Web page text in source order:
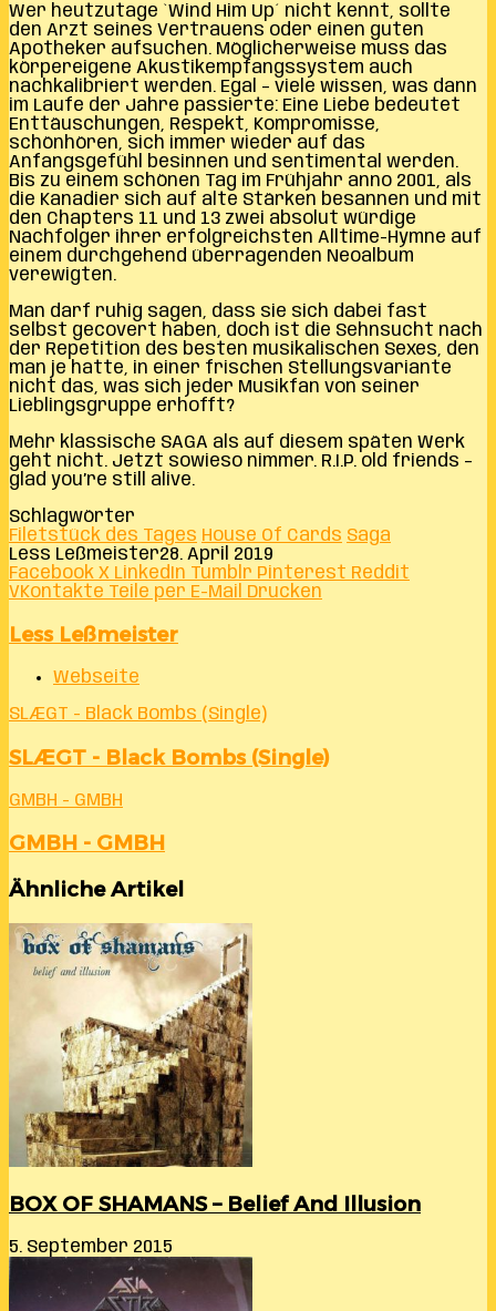
Wer heutzutage `Wind Him Up´ nicht kennt, sollte
den Arzt seines Vertrauens oder einen guten
Apotheker aufsuchen. Möglicherweise muss das
körpereigene Akustikempfangssystem auch
nachkalibriert werden. Egal – viele wissen, was dann
im Laufe der Jahre passierte: Eine Liebe bedeutet
Enttäuschungen, Respekt, Kompromisse,
schönhören, sich immer wieder auf das
Anfangsgefühl besinnen und sentimental werden.
Bis zu einem schönen Tag im Frühjahr anno 2001, als
die Kanadier sich auf alte Stärken besannen und mit
den Chapters 11 und 13 zwei absolut würdige
Nachfolger ihrer erfolgreichsten Alltime-Hymne auf
einem durchgehend überragenden Neoalbum
verewigten.
Man darf ruhig sagen, dass sie sich dabei fast
selbst gecovert haben, doch ist die Sehnsucht nach
der Repetition des besten musikalischen Sexes, den
man je hatte, in einer frischen Stellungsvariante
nicht das, was sich jeder Musikfan von seiner
Lieblingsgruppe erhofft?
Mehr klassische SAGA als auf diesem späten Werk
geht nicht. Jetzt sowieso nimmer. R.I.P. old friends –
glad you’re still alive.
Schlagwörter
Filetstück des Tages House Of Cards Saga
Less Leßmeister28. April 2019
Facebook X LinkedIn Tumblr Pinterest Reddit
VKontakte Teile per E-Mail Drucken
Less Leßmeister
Webseite
SLÆGT - Black Bombs (Single)
SLÆGT - Black Bombs (Single)
GMBH - GMBH
GMBH - GMBH
Ähnliche Artikel
BOX OF SHAMANS – Belief And Illusion
5. September 2015